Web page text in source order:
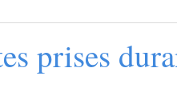
prises